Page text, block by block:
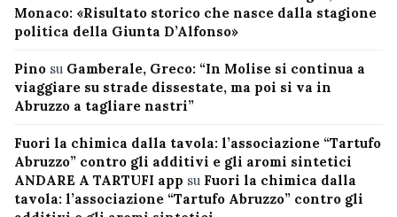
Monaco: «Risultato storico che nasce dalla stagione
politica della Giunta D’Alfonso»
Pino su Gamberale, Greco: “In Molise si continua a
viaggiare su strade dissestate, ma poi si va in
Abruzzo a tagliare nastri”
Fuori la chimica dalla tavola: l’associazione “Tartufo
Abruzzo” contro gli additivi e gli aromi sintetici
ANDARE A TARTUFI app su Fuori la chimica dalla
tavola: l’associazione “Tartufo Abruzzo” contro gli